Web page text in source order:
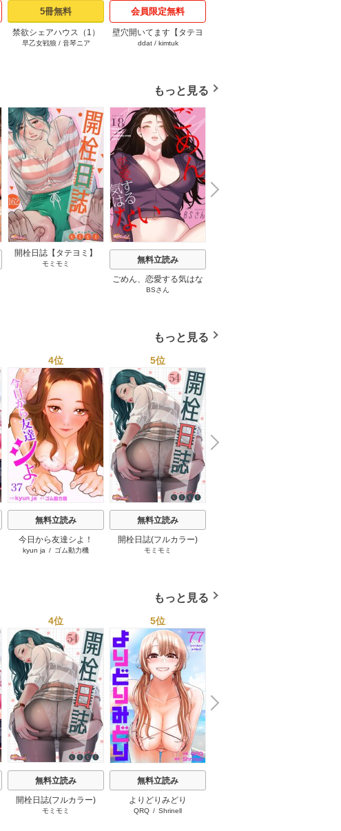
5冊無料
禁欲シェアハウス（1）
早乙女戦狼 / 音琴ニア
会員限定無料
壁穴開いてます【タテヨ
ミ】 1話
ddat/ kimtuk
もっと見る
開栓日誌【タテヨミ】
160-162巻
モミモミ
無料立読み
ごめん、恋愛する気はな
い(フルカラー) 18巻
BSさん
N
e
x
t
もっと見る
4位
無料立読み
今日から友達シよ！
kyun ja / ゴム動力機
5位
無料立読み
開栓日誌(フルカラー)
モミモミ
N
e
x
t
もっと見る
4位
無料立読み
開栓日誌(フルカラー)
モミモミ
5位
無料立読み
よりどりみどり
QRQ / Shrinell
N
e
x
t